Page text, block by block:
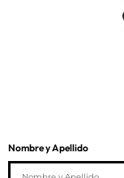
Nombre y Apellido